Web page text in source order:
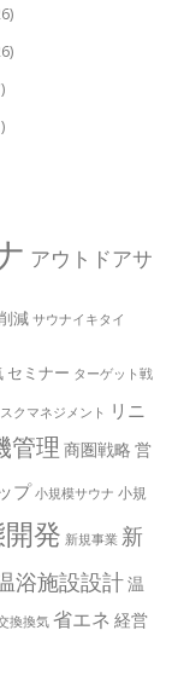
アウトドアサ
減 サウナイキタイ
セミナー ターゲット戦
クマネジメント
リニ
管理 商圏戦略 営
プ 小規模サウナ 小規
発 新規事業 新
浴施設設計温
換換気 省エネ 経営